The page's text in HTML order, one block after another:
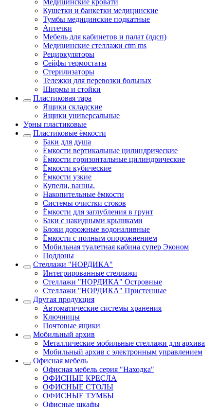
Кушетки и банкетки медицинские
Тумбы медицинские подкатные
Аптечки
Мебель для кабинетов и палат (лдсп)
Медицинские стеллажи ctm ms
Рециркуляторы
Сейфы термостаты
Стерилизаторы
Тележки для перевозки больных
Ширмы и стойки
Пластиковая тара
Ящики складские
Ящики универсальные
Урны пластиковые
Пластиковые ёмкости
Баки для душа
Ёмкости вертикальные цилиндрические
Ёмкости горизонтальные цилиндрические
Ёмкости кубические
Ёмкости узкие
Купели, ванны.
Накопительные ёмкости
Системы очистки стоков
Ёмкости для заглубления в грунт
Баки с накидными крышками
Блоки дорожные водоналивные
Ёмкости с полным опорожнением
Мобильная туалетная кабина супер Эконом
Поддоны
Стеллажи "НОРДИКА"
Интегрированные стеллажи
Стеллажи "НОРДИКА" Островные
Стеллажи "НОРДИКА" Пристенные
Другая продукция
Автоматические системы хранения
Ключницы
Почтовые ящики
Мобильный архив
Металлические мобильные стеллажи для архива
Мобильный архив с электронным управлением
Офисная мебель
Офисная мебель серия "Находка"
ОФИСНЫЕ КРЕСЛА
ОФИСНЫЕ СТОЛЫ
ОФИСНЫЕ ТУМБЫ
Офисные шкафы